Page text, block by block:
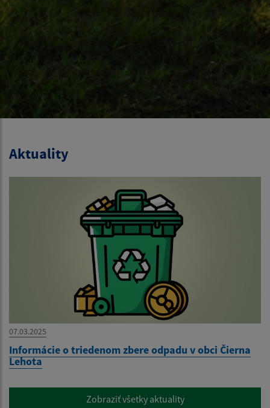
Aktuality
07.03.2025
Informácie o triedenom zbere odpadu v obci Čierna
Lehota
Zobraziť všetky aktuality